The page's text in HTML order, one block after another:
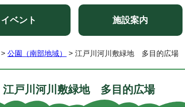
イベント 施設案内
> 公園（南部地域） > 江戸川河川敷緑地 多目的広場
江戸川河川敷緑地 多目的広場